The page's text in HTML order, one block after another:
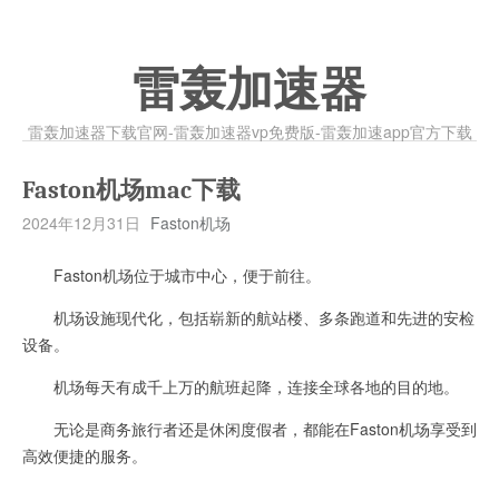
雷轰加速器
雷轰加速器下载官网-雷轰加速器vp免费版-雷轰加速app官方下载
Faston机场mac下载
2024年12月31日 Faston机场
Faston机场位于城市中心，便于前往。
机场设施现代化，包括崭新的航站楼、多条跑道和先进的安检
设备。
机场每天有成千上万的航班起降，连接全球各地的目的地。
无论是商务旅行者还是休闲度假者，都能在Faston机场享受到
高效便捷的服务。